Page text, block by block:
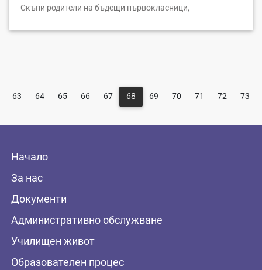
Скъпи родители на бъдещи първокласници,
63 64 65 66 67 68 69 70 71 72 73
Начало
За нас
Документи
Административно обслужване
Училищен живот
Образователен процес